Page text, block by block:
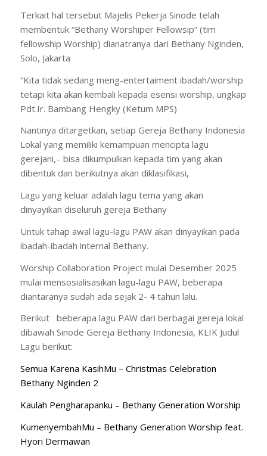
Terkait hal tersebut Majelis Pekerja Sinode telah
membentuk “Bethany Worshiper Fellowsip” (tim
fellowship Worship) dianatranya dari Bethany Nginden,
Solo, Jakarta
“Kita tidak sedang meng-entertaiment ibadah/worship
tetapi kita akan kembali kepada esensi worship, ungkap
Pdt.Ir. Bambang Hengky (Ketum MPS)
Nantinya ditargetkan, setiap Gereja Bethany Indonesia
Lokal yang memiliki kemampuan mencipta lagu
gerejani,– bisa dikumpulkan kepada tim yang akan
dibentuk dan berikutnya akan diklasifikasi,
Lagu yang keluar adalah lagu tema yang akan
dinyayikan diseluruh gereja Bethany
Untuk tahap awal lagu-lagu PAW akan dinyayikan pada
ibadah-ibadah internal Bethany.
Worship Collaboration Project mulai Desember 2025
mulai mensosialisasikan lagu-lagu PAW, beberapa
diantaranya sudah ada sejak 2- 4 tahun lalu.
Berikut beberapa lagu PAW dari berbagai gereja lokal
dibawah Sinode Gereja Bethany Indonesia, KLIK Judul
Lagu berikut:
Semua Karena KasihMu – Christmas Celebration
Bethany Nginden 2
Kaulah Pengharapanku – Bethany Generation Worship
KumenyembahMu – Bethany Generation Worship feat.
Hyori Dermawan